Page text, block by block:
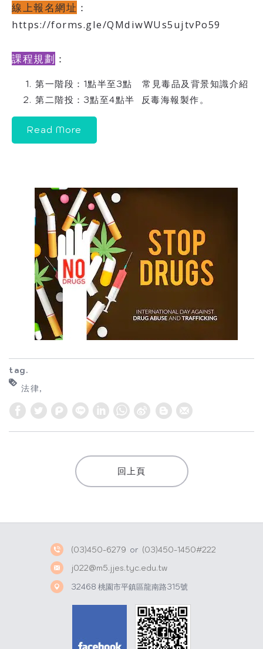
線上報名網址 ：
https://forms.gle/QMdiwWUs5ujtvPo59
課程規劃 ：
第一階段：1點半至3點 常見毒品及背景知識介紹
第二階投：3點至4點半 反毒海報製作。
Read More
tag.
法律
W
h
t
S
i
o
回上頁
(03)450-6279 or (03)450-1450#222
j022@m5.jjes.tyc.edu.tw
32468 桃園市平鎮區龍南路315號